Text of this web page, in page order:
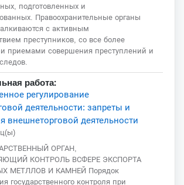
подготовленных и
Правоохранительные органы
с активным
преступников, со все более
приемами совершения преступлений и
работа:
регулирование
деятельности: запреты и
внешнеторговой деятельности
ОРГАН,
КОНТРОЛЬ ВСФЕРЕ ЭКСПОРТА
МЕТЛЛОВ И КАМНЕЙ Порядок
государственного контроля при